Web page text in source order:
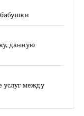
данную
услуг между